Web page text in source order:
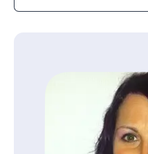
Format et durée :
Module 05 : Travailler
remettre du mouvement
Module 06 : Savoir
l’amnésie spontanée ou